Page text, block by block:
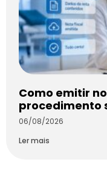
Como emitir
procedimento
06/08/2026
Ler mais